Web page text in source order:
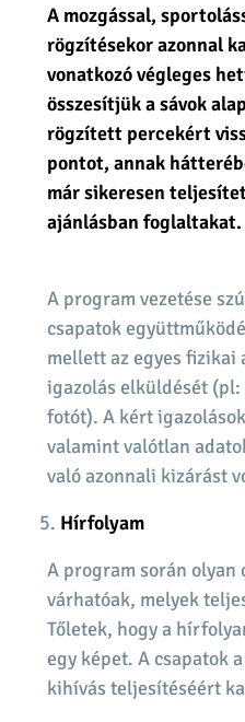
A mozgással,
rögzítésekor azonnal
vonatkozó végleges
összesítjük a sávok
rögzített percekért
pontot, annak
már sikeresen
ajánlásban foglaltakat.
A program vezetése
csapatok
mellett az egyes
igazolás elküldését
fotót). A kért
valamint valótlan
való azonnali kizárást
Hírfolyam
A program során olyan
várhatóak, melyek
Tőletek, hogy a
egy képet. A csapatok
kihívás teljesítéséért